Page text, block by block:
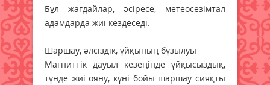
Бұл жағдайлар, әсіресе, метеосезімтал
адамдарда жиі кездеседі.
Шаршау, әлсіздік, ұйқының бұзылуы
Магниттік дауыл кезеңінде ұйқысыздық,
түнде жиі ояну, күні бойы шаршау сияқты